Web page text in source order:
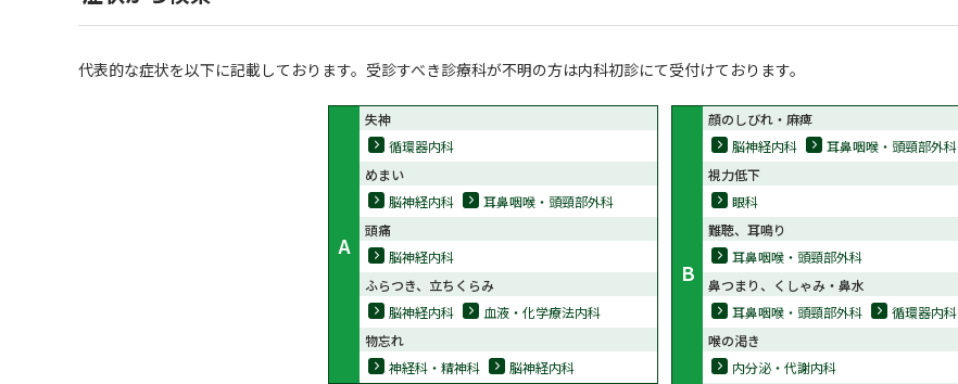
代表的な症状を以下に記載しております。受診すべき診療科が不明の方は内科初診にて受付けております。
A
失神
循環器内科
めまい
脳神経内科
耳鼻咽喉・頭頸部外科
頭痛
脳神経内科
ふらつき、立ちくらみ
脳神経内科
血液・化学療法内科
物忘れ
神経科・精神科
脳神経内科
B
顔のしびれ・麻痺
脳神経内科
耳鼻咽喉・頭頸部外科
視力低下
眼科
難聴、耳鳴り
耳鼻咽喉・頭頸部外科
鼻つまり、くしゃみ・鼻水
耳鼻咽喉・頭頸部外科
循環器内科
喉の渇き
内分泌・代謝内科